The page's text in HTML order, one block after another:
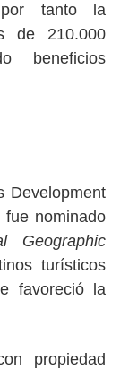
por tanto la
de 210.000
beneficios
Development
fue nominado
Geographic
turísticos
favoreció la
propiedad